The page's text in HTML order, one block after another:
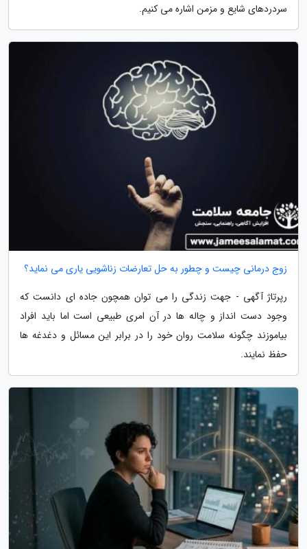
سردردهای شایع و مزمن اشاره می کنیم.
زوج درمانی چیست و چطور به حل تعارضات زناشویی یاری می نماید؟
رپرتاژ آگهی - جهت زندگی را می توان همچون جاده ای دانست که
وجود دست انداز و چاله ها در آن امری طبیعی است اما باید افراد
بیاموزند چگونه سلامت روان خود را در برابر این مسائل و دغدغه ها
حفظ نمایند.